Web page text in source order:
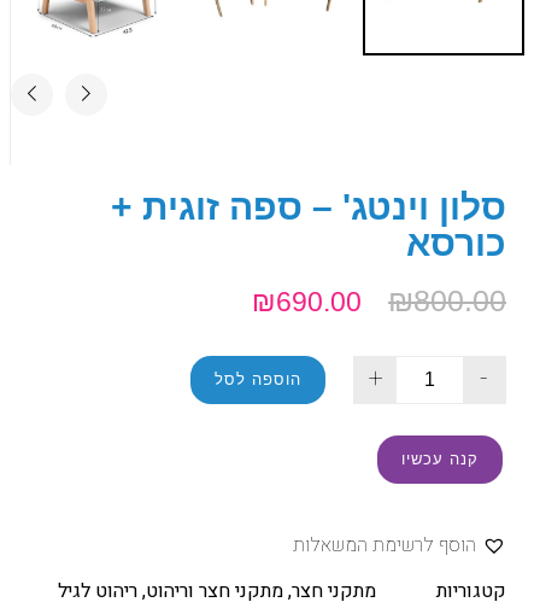
סלון וינטג' – ספה זוגית +
כורסא
₪800.00
₪690.00
-
+ הוספה לסל
קנה עכשיו
הוסף לרשימת המשאלות
קטגוריות
מתקני חצר,מתקני חצר וריהוט,ריהוט לגיל